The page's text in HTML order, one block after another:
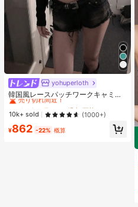
yohuperloth
韓国風レースパッチワークキャミソ
ールタンクトップ、Y2Kエステティ
ック、ストリートウェアカジュアル
サマー
#1 ベストセラー
売り切れ間近！
#1 ベストセラー
売り切れ間近！
#1 ベストセラー
売り切れ間近！
#1 ベストセラー
売り切れ間近！
10k+ sold (1000+)
¥862 -22% 概算